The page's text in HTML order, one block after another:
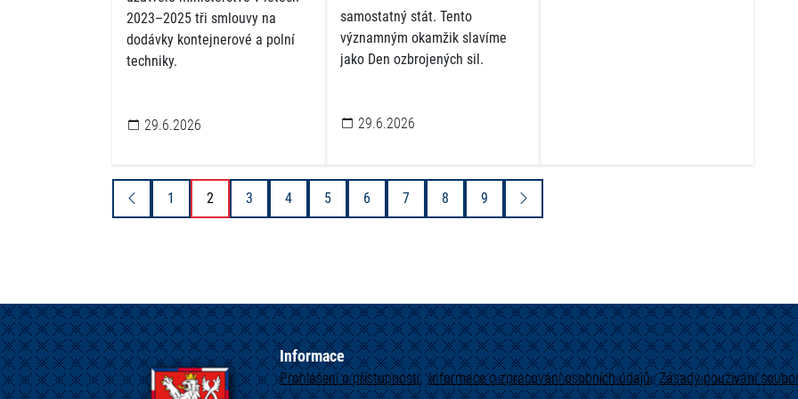
2023–2025 tři smlouvy na
dodávky kontejnerové a polní
techniky.
29.6.2026
samostatný stát. Tento
významným okamžik slavíme
jako Den ozbrojených sil.
29.6.2026
1 2 3 4 5 6 7 8 9
Informace
Prohlášení o přístupnosti Informace o zpracování osobních údajů Zásady používání